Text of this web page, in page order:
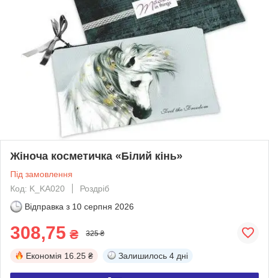
Жіноча косметичка «Білий кінь»
Під замовлення
Код: K_KA020
Роздріб
Відправка з 10 серпня 2026
308,75 ₴ 325 ₴
Економія 16.25 ₴ Залишилось 4 дні